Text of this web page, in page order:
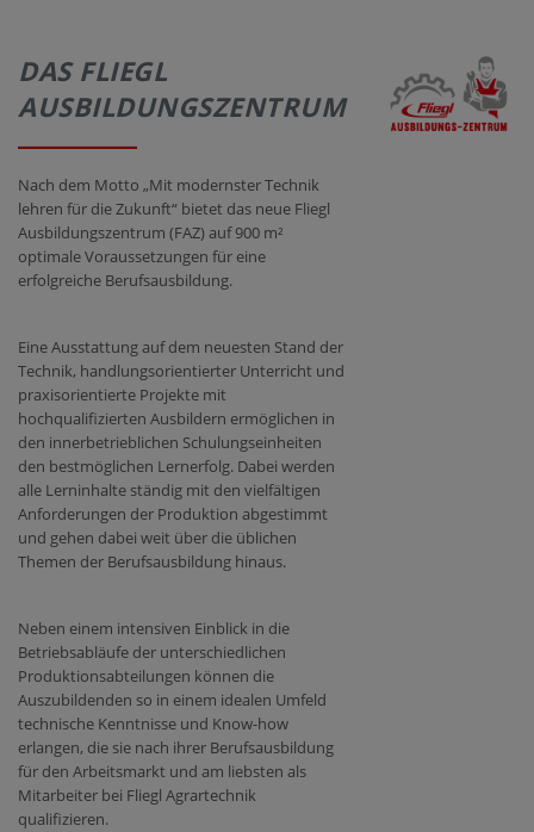
KONTAKT
DAS FLIEGL
AUSBILDUNGSZENTRUM
Nach dem Motto „Mit modernster Technik
lehren für die Zukunft“ bietet das neue Fliegl
Ausbildungszentrum (FAZ) auf 900 m²
optimale Voraussetzungen für eine
erfolgreiche Berufsausbildung.
Eine Ausstattung auf dem neuesten Stand der
Technik, handlungsorientierter Unterricht und
praxisorientierte Projekte mit
hochqualifizierten Ausbildern ermöglichen in
den innerbetrieblichen Schulungseinheiten
den bestmöglichen Lernerfolg. Dabei werden
alle Lerninhalte ständig mit den vielfältigen
Anforderungen der Produktion abgestimmt
und gehen dabei weit über die üblichen
Themen der Berufsausbildung hinaus.
Neben einem intensiven Einblick in die
Betriebsabläufe der unterschiedlichen
Produktionsabteilungen können die
Auszubildenden so in einem idealen Umfeld
technische Kenntnisse und Know-how
erlangen, die sie nach ihrer Berufsausbildung
für den Arbeitsmarkt und am liebsten als
Mitarbeiter bei Fliegl Agrartechnik
qualifizieren.